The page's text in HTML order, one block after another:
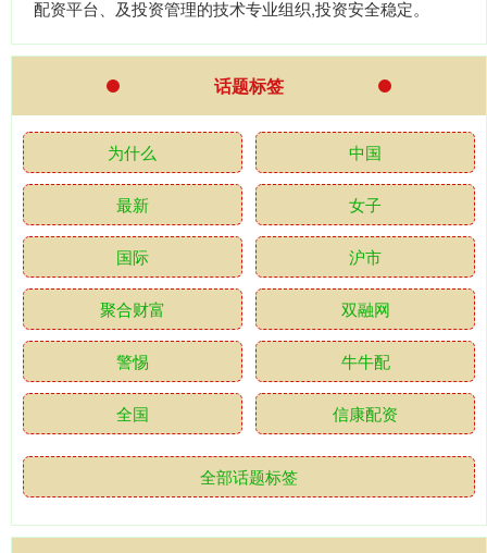
配资平台、及投资管理的技术专业组织,投资安全稳定。
话题标签
为什么 中国
最新 女子
国际 沪市
聚合财富 双融网
警惕 牛牛配
全国 信康配资
全部话题标签